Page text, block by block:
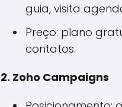
guia, visita
Preço: plano
contatos.
2. Zoho Campaigns